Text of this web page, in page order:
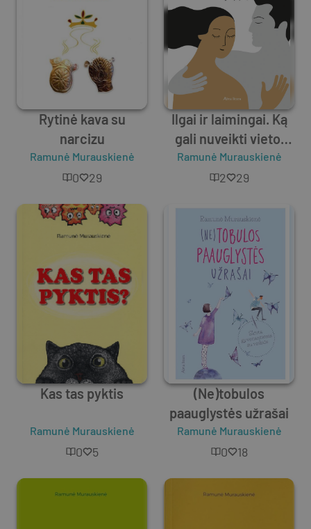
Rytinė kava su
narcizu
Ramunė Murauskienė
0 29
Ilgai ir laimingai. Ką
gali nuveikti vietoj
skyrybų?
Ramunė Murauskienė
2 29
Kas tas pyktis
Ramunė Murauskienė
0 5
(Ne)tobulos
paauglystės užrašai
Ramunė Murauskienė
0 18